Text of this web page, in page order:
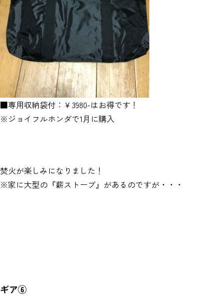
■専用収納袋付：￥3980-はお得です！
※ジョイフルホンダで1月に購入
焚火が楽しみになりました！
※家に大型の『薪ストーブ』があるのですが・・・
ギア⑥